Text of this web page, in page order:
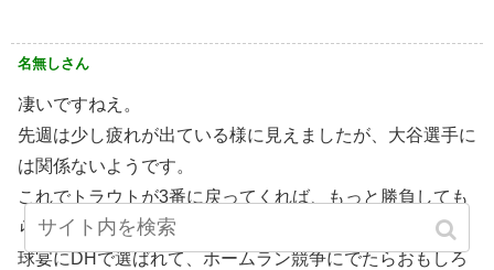
名無しさん
凄いですねえ。
先週は少し疲れが出ている様に見えましたが、大谷選手に
は関係ないようです。
これでトラウトが3番に戻ってくれば、もっと勝負しても
らえると思うので、ホームランも増えそうだけどなあ。
球宴にDHで選ばれて、ホームラン競争にでたらおもしろ